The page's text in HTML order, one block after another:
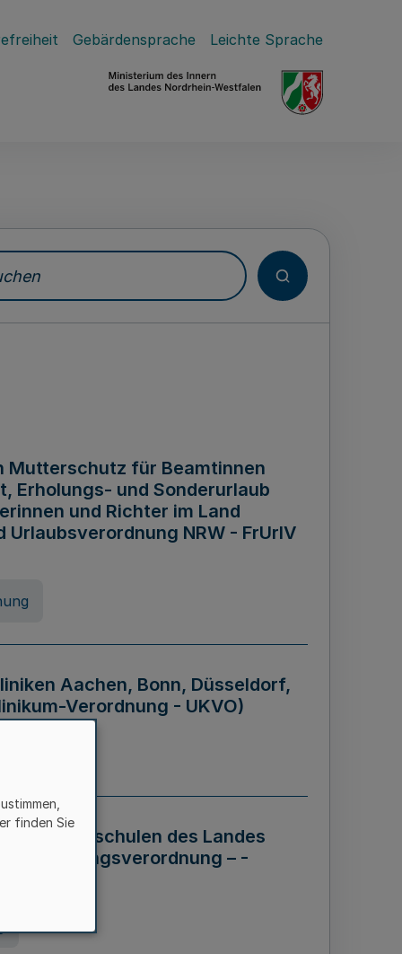
Gebärdensprache Leichte Sprache
Mutterschutz für Beamtinnen
Erholungs- und Sonderurlaub
und Richter im Land
NRW - FrUrlV
Aachen, Bonn, Düsseldorf,
Verordnung - UKVO)
der Hochschulen des Landes
– -
finden Sie